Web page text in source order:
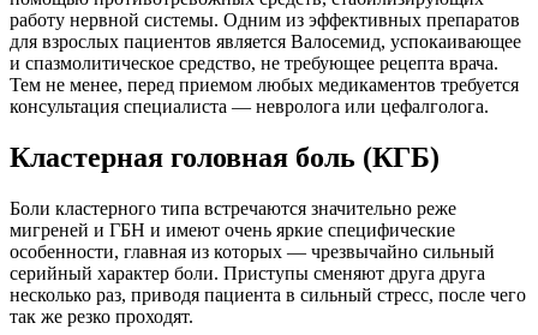
работу нервной системы. Одним из эффективных препаратов
для взрослых пациентов является Валосемид, успокаивающее
и спазмолитическое средство, не требующее рецепта врача.
Тем не менее, перед приемом любых медикаментов требуется
консультация специалиста — невролога или цефалголога.
Кластерная головная боль (КГБ)
Боли кластерного типа встречаются значительно реже
мигреней и ГБН и имеют очень яркие специфические
особенности, главная из которых — чрезвычайно сильный
серийный характер боли. Приступы сменяют друга друга
несколько раз, приводя пациента в сильный стресс, после чего
так же резко проходят.